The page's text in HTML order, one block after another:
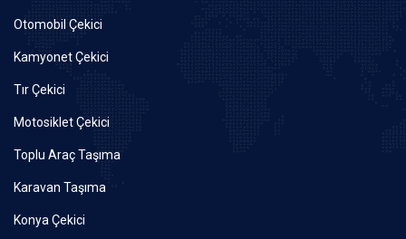
Otomobil Çekici
Kamyonet Çekici
Tır Çekici
Motosiklet Çekici
Toplu Araç Taşıma
Karavan Taşıma
Konya Çekici